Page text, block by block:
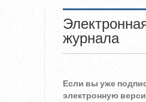
журнала
Если вы уже
электронную